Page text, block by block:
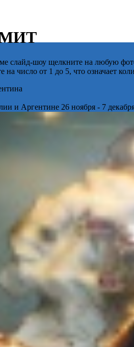
слайд-шоу щелкните на любую
число от 1 до 5, что означает
и Аргентине 26 ноября - 7